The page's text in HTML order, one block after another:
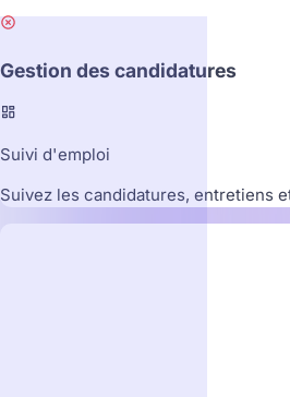
Gestion des candidatures
Suivi d'emploi
Suivez les candidatures, entretiens